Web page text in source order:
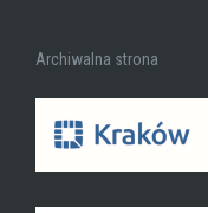
Archiwalna strona